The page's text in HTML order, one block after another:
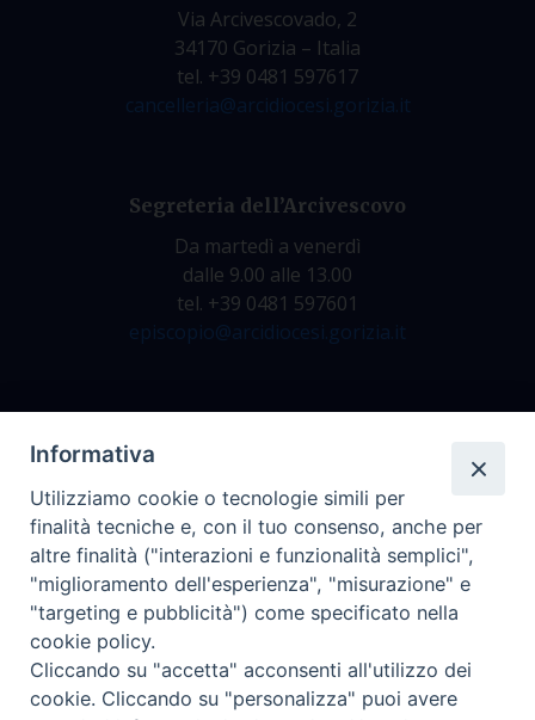
Via Arcivescovado, 2
34170 Gorizia – Italia
tel. +39 0481 597617
cancelleria@arcidiocesi.gorizia.it
Segreteria dell’Arcivescovo
Da martedì a venerdì
dalle 9.00 alle 13.00
tel. +39 0481 597601
episcopio@arcidiocesi.gorizia.it
dalle 9.00 alle 12.30
tel. +39 0481 597628
archivio@arcidiocesi.gorizia.it
Ufficio Comunicazioni Sociali
tel. +39 0481 531663
Informativa
Utilizziamo cookie o tecnologie simili per
finalità tecniche e, con il tuo consenso, anche per
altre finalità ("interazioni e funzionalità semplici",
"miglioramento dell'esperienza", "misurazione" e
"targeting e pubblicità") come specificato nella
cookie policy.
Cliccando su "accetta" acconsenti all'utilizzo dei
cookie. Cliccando su "personalizza" puoi avere